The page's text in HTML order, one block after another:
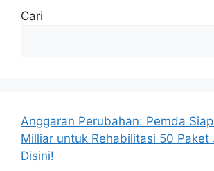
Cari
Anggaran Perubahan: Pemda
Milliar untuk Rehabilitasi 50 Paket
Disini!